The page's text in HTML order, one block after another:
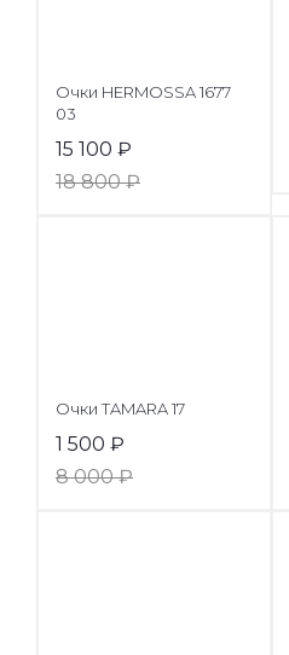
Очки HERMOSSA 1677
03
15 100 ₽
18 800₽
Очки TAMARA 17
1 500 ₽
8 000₽